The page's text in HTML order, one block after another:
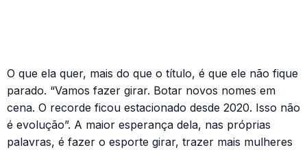
O que ela quer, mais do que o título, é que ele não fique
parado. “Vamos fazer girar. Botar novos nomes em
cena. O recorde ficou estacionado desde 2020. Isso não
é evolução”. A maior esperança dela, nas próprias
palavras, é fazer o esporte girar, trazer mais mulheres